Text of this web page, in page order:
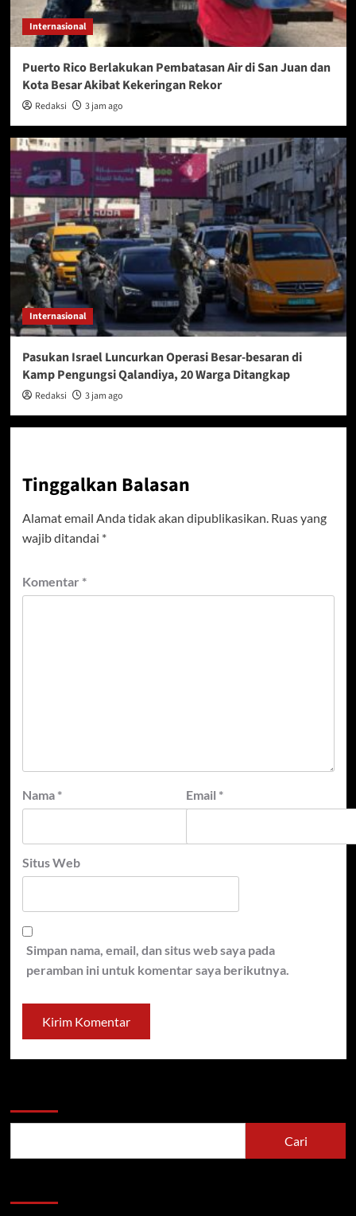
Internasional
Puerto Rico Berlakukan Pembatasan Air di San Juan dan
Kota Besar Akibat Kekeringan Rekor
Redaksi 3 jam ago
Internasional
Pasukan Israel Luncurkan Operasi Besar-besaran di
Kamp Pengungsi Qalandiya, 20 Warga Ditangkap
Redaksi 3 jam ago
Tinggalkan Balasan
Alamat email Anda tidak akan dipublikasikan. Ruas yang
wajib ditandai *
Komentar *
Nama * Email *
Situs Web
Simpan nama, email, dan situs web saya pada
peramban ini untuk komentar saya berikutnya.
Cari